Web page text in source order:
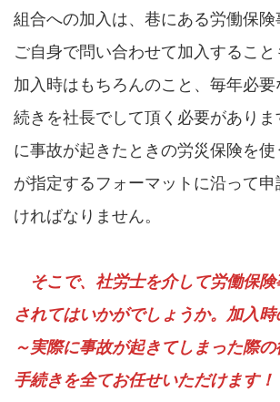
組合への加入は、巷にある労働保
ご自身で問い合わせて加入すること
加入時はもちろんのこと、毎年必
続きを社長でして頂く必要があり
に事故が起きたときの労災保険を
が指定するフォーマットに沿って
ければなりません。
そこで、社労士を介して労働保
されてはいかがでしょうか。加入
～実際に事故が起きてしまった際
手続きを全てお任せいただけます！